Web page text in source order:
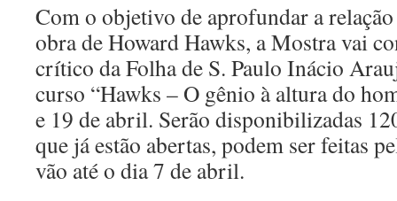
Com o objetivo de aprofundar a
obra de Howard Hawks, a Mostra vai
crítico da Folha de S. Paulo Inácio
curso “Hawks – O gênio à altura do
e 19 de abril. Serão disponibilizadas
que já estão abertas, podem ser feitas
vão até o dia 7 de abril.